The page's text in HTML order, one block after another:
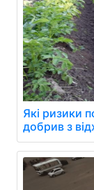
Які ризики
добрив з